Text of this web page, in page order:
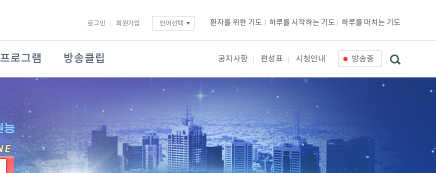
로그인 회원가입 언어선택 환자를 위한 기도 하루를 시작하는 기도 하루를 마치는 기도
프로그램 방송클립 공지사항 편성표 시청안내 방송중